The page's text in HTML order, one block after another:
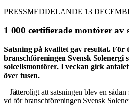
PRESSMEDDELANDE 13
1 000 certifierade montörer av
Satsning på kvalitet gav resultat. För
branschföreningen Svensk Solenergi
solcellsmontörer. I veckan gick
över tusen.
– Jätteroligt att satsningen blev en sådan
vd för branschföreningen Svensk